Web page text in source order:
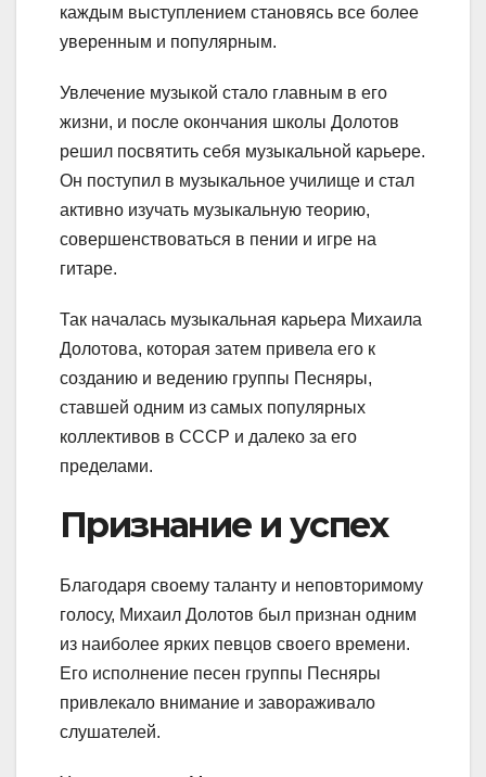
каждым выступлением становясь все более
уверенным и популярным.
Увлечение музыкой стало главным в его
жизни, и после окончания школы Долотов
решил посвятить себя музыкальной карьере.
Он поступил в музыкальное училище и стал
активно изучать музыкальную теорию,
совершенствоваться в пении и игре на
гитаре.
Так началась музыкальная карьера Михаила
Долотова, которая затем привела его к
созданию и ведению группы Песняры,
ставшей одним из самых популярных
коллективов в СССР и далеко за его
пределами.
Признание и успех
Благодаря своему таланту и неповторимому
голосу, Михаил Долотов был признан одним
из наиболее ярких певцов своего времени.
Его исполнение песен группы Песняры
привлекало внимание и завораживало
слушателей.